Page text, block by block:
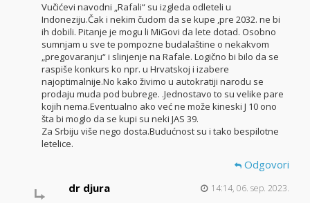
Vučićevi navodni „Rafali“ su izgleda odleteli u
Indoneziju.Čak i nekim čudom da se kupe ,pre 2032. ne bi
ih dobili. Pitanje je mogu li MiGovi da lete dotad. Osobno
sumnjam u sve te pompozne budalaštine o nekakvom
„pregovaranju“ i slinjenje na Rafale. Logično bi bilo da se
raspiše konkurs ko npr. u Hrvatskoj i izabere
najoptimalnije.No kako živimo u autokratiji narodu se
prodaju muda pod bubrege. .Jednostavo to su velike pare
kojih nema.Eventualno ako već ne može kineski J 10 ono
šta bi moglo da se kupi su neki JAS 39.
Za Srbiju više nego dosta.Budućnost su i tako bespilotne
letelice.
Odgovori
dr djura
14:14, 06. sep. 2023.